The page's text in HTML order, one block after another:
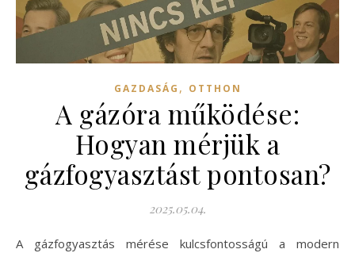
GAZDASÁG , OTTHON
A gázóra működése:
Hogyan mérjük a
gázfogyasztást pontosan?
2025.05.04.
A gázfogyasztás mérése kulcsfontosságú a modern